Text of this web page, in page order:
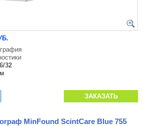
32
ЗАКАЗАТЬ
MinFound ScintCare Blue 755